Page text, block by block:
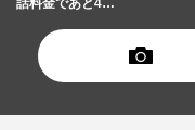
話料金であと4…